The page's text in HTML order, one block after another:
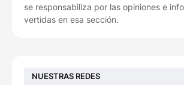
se responsabiliza por las opiniones e
vertidas en esa sección.
NUESTRAS REDES